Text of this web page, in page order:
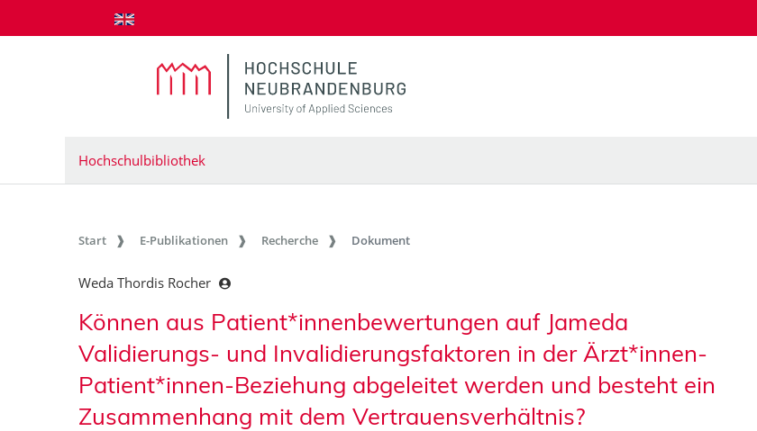
zum Inhalt springen
Hochschulbibliothek
Start E-Publikationen Recherche Dokument
Weda Thordis Rocher
Können aus Patient*innenbewertungen auf Jameda
Validierungs- und Invalidierungsfaktoren in der Ärzt*innen-
Patient*innen-Beziehung abgeleitet werden und besteht ein
Zusammenhang mit dem Vertrauensverhältnis?